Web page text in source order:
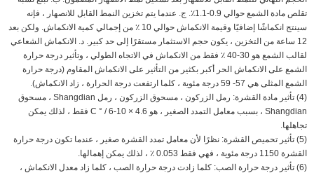
تقلص مادة الشمع حوالي 0.9-1.1٪. ج. عندما يتم تخزين النمط القابل للانصهار ، فإنه
سينتج انكماشًا إضافيًا وقيمة الانكماش حوالي 10 ٪ من إجمالي كمية الانكماش. ولكن بعد
12 ساعة من التخزين ، يكون حجم الاستثمار مستقرًا إلى حد كبير. د. الانكماش الشعاعي
لقالب الشمع هو 30-40 ٪ فقط من الانكماش في الاتجاه الطولي ، وتأثير درجة حرارة
الشمع على الانكماش الحر أكبر بكثير من التأثير على الانكماش المقاوم (درجة حرارة
الشمع المثلى هي 57- 59 درجة مئوية ، كلما ارتفعت درجة الحرارة ، زاد الانكماش).
(4) تأثير مادة القشرة: رمل الزركون ، مسحوق الزركون ، رمل Shangdian ، مسحوق
Shangdian ، بسبب معامل التمدد الصغير ، هو 4.6 × 10-6 / ° C فقط ، لذلك يمكن
تجاهلها.
(5) تأثير تحميص القشرة: نظرًا لأن معامل تمدد القشرة صغير ، عندما تكون درجة حرارة
القشرة 1150 درجة مئوية ، فهي فقط 0.053 ٪ ، لذلك يمكن إهمالها.
(6) تأثير درجة حرارة الصب: كلما زادت درجة حرارة الصب ، كلما زاد معدل الانكماش ،